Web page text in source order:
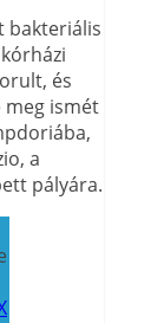
bakteriális
és
meg ismét
a
pályára.